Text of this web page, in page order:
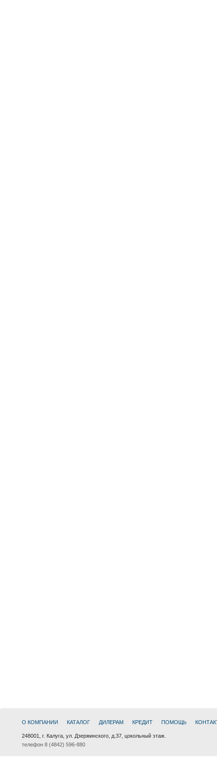
О КОМПАНИИ КАТАЛОГ ДИЛЕРАМ КРЕДИТ ПОМОЩЬ
248001, г. Калуга, ул. Дзержинского, д.37, цокольный этаж.
телефон 8 (4842) 596-880